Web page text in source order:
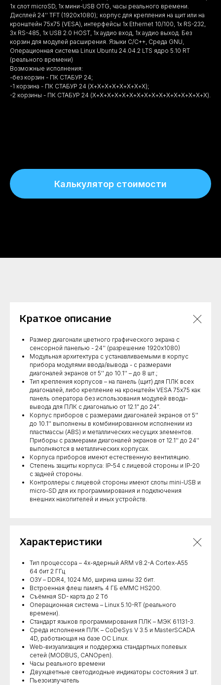
1x слот microSD, 1x мини-USB OTG, часы реального времени.
Дисплей 24'' TFT (1920х1080); корпус для крепления на щит или на
кронштейн 75х75 (VESA), интерфейсы 1х Ethernet 10/100, 1х RS-232,
3х RS-485, 1х USB 2.0 HOST, 1х аудио вход, 1х аудио выход. Без
корзин для модулей расширения. Языки C/C++, Среда GNU,
Операционная система Linux Ubuntu 24.04.2 LTS ядро 5.10 RT
(реального времени)
Возможные исполнения:
-без корзин - ПК СТАБУР 24;
-1 корзина - ПК СТАБУР 24 (Х+Х+Х+Х+Х+Х+Х+Х);
-2 корзины - ПК СТАБУР 24 (Х+Х+Х+Х+Х+Х+Х+Х+Х+Х+Х+Х+Х+Х+Х+Х).
Калькулятор стоимости
Краткое описание
Размер диагонали цветного графического экрана с
сенсорной панелью - 24'' (разрешение 1920х1080)
Модульная архитектура с устанавливаемыми в корпус
прибора модулями ввода/вывода - с размерами
диагоналей экранов от 5'' до 10.1'' – до 8 шт.;
Тип крепления корпусов – на панель (щит) для ПЛК всех
диагоналей, либо крепление на кронштейн VESA 75х75 как
панель оператора без использования модулей ввода-
вывода для ПЛК с диагональю от 12.1” до 24”.
Корпус приборов с размерами диагоналей экранов от 5''
до 10.1'' выполнены в комбинированном исполнении из
пластмассы (ABS) и металлических несущих элементов.
Приборы с размерами диагоналей экранов от 12.1'' до 24''
выполняются в металлических корпусах.
Корпуса приборов имеют естественную вентиляцию.
Степень защиты корпуса: IP-54 с лицевой стороны и IP-20
с задней стороны.
Контроллеры с лицевой стороны имеют слоты mini-USB и
micro-SD для их программирования и подключения
внешних накопителей и иных устройств.
Характеристики
Тип процессора – 4х-ядерный ARM v8.2-A Cortex-A55
64 бит 2 ГГц
ОЗУ – DDR4, 1024 Мб, ширина шины 32 бит.
Встроенная флеш память 4 ГБ eMMC HS200.
Съёмная SD- карта до 2 Тб
Операционная система – Linux 5.10-RT (реального
времени).
Стандарт языков программирования ПЛК – МЭК 61131-3.
Среда исполнения ПЛК – CoDeSys V 3.5 и MasterSCADA
4D, работающая на базе ОС Linux.
Web-визуализация и поддержка стандартных полевых
сетей (MODBUS, CANOpen).
Часы реального времени
Двухцветные светодиодные индикаторы состояния 3 шт.
Пьезоизлучатель